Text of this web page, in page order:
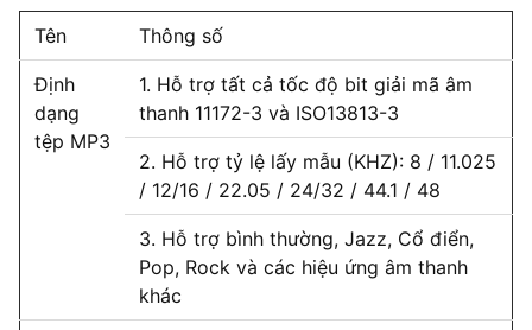
Tên Thông số
Định
dạng
tệp MP3
1. Hỗ trợ tất cả tốc độ bit giải mã âm
thanh 11172-3 và ISO13813-3
2. Hỗ trợ tỷ lệ lấy mẫu (KHZ): 8 / 11.025
/ 12/16 / 22.05 / 24/32 / 44.1 / 48
3. Hỗ trợ bình thường, Jazz, Cổ điển,
Pop, Rock và các hiệu ứng âm thanh
khác